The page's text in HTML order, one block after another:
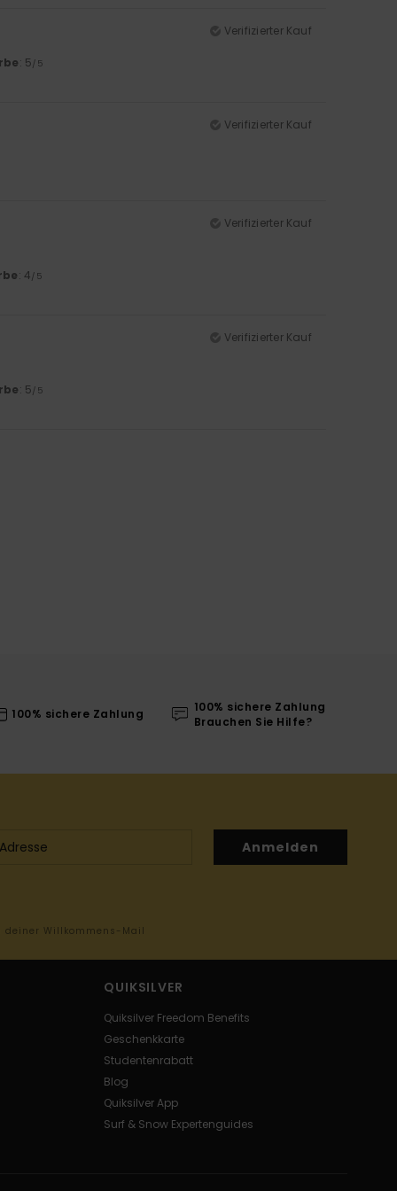
Verifizierter Kauf
: 5/5
Verifizierter Kauf
Verifizierter Kauf
: 4/5
Verifizierter Kauf
: 5/5
100% sichere Zahlung
100% sichere Zahlung
Brauchen Sie Hilfe?
Anmelden
Willkommens-Mail
QUIKSILVER
Quiksilver Freedom Benefits
Geschenkkarte
Studentenrabatt
Blog
Quiksilver App
Surf & Snow Expertenguides